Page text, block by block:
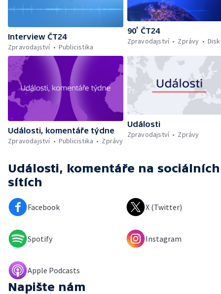
Interview ČT24
Zpravodajství
Publicistika
90’ ČT24
Zpravodajství
Zprávy
Události, komentáře týdne
Zpravodajství
Publicistika Zprávy
Události
Zpravodajství
Zprávy
Události, komentáře na sociálních
sítích
Facebook X (Twitter)
Spotify Instagram
Apple Podcasts
Napište nám